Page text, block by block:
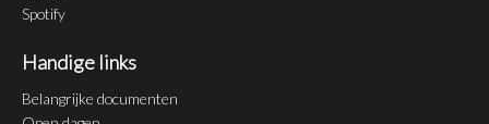
Spotify
Handige links
Belangrijke documenten